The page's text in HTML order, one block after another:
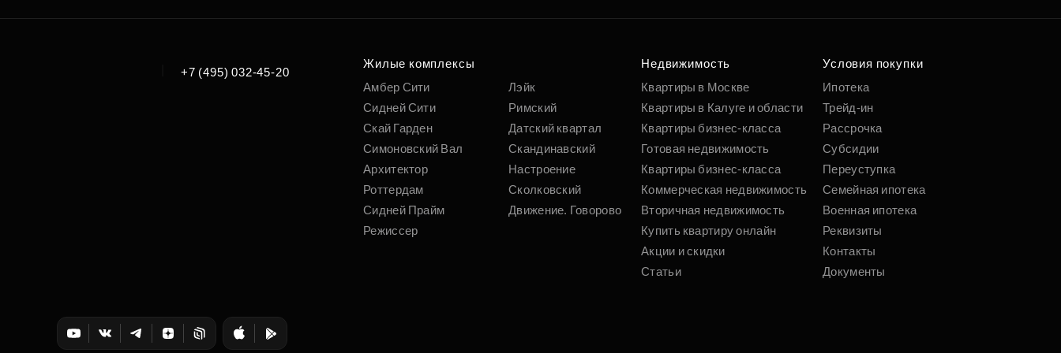
по удобным
вам параметрам
Подобрать
+7 (495) 032-45-20
Жилые комплексы
Амбер Сити
Сидней Сити
Скай Гарден
Симоновский Вал
Архитектор
Роттердам
Сидней Прайм
Режиссер
Лэйк
Римский
Датский квартал
Скандинавский
Настроение
Сколковский
Движение. Говорово
Недвижимость
Квартиры в Москве
Квартиры в Калуге и области
Квартиры бизнес-класса
Готовая недвижимость
Квартиры бизнес-класса
Коммерческая недвижимость
Вторичная недвижимость
Купить квартиру онлайн
Акции и скидки
Статьи
Условия покупки
Ипотека
Трейд-ин
Рассрочка
Субсидии
Переуступка
Семейная ипотека
Военная ипотека
Реквизиты
Контакты
Документы